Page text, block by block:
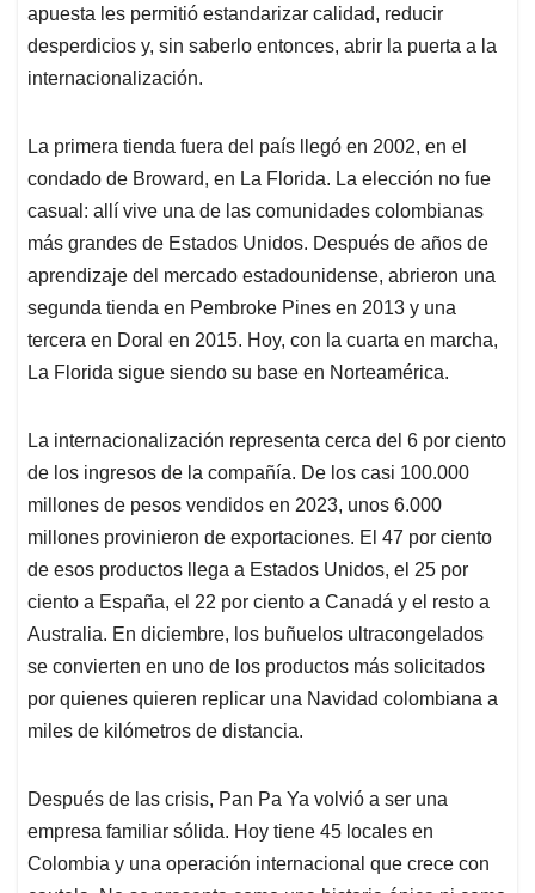
apuesta les permitió estandarizar calidad, reducir
desperdicios y, sin saberlo entonces, abrir la puerta a la
internacionalización.
La primera tienda fuera del país llegó en 2002, en el
condado de Broward, en La Florida. La elección no fue
casual: allí vive una de las comunidades colombianas
más grandes de Estados Unidos. Después de años de
aprendizaje del mercado estadounidense, abrieron una
segunda tienda en Pembroke Pines en 2013 y una
tercera en Doral en 2015. Hoy, con la cuarta en marcha,
La Florida sigue siendo su base en Norteamérica.
La internacionalización representa cerca del 6 por ciento
de los ingresos de la compañía. De los casi 100.000
millones de pesos vendidos en 2023, unos 6.000
millones provinieron de exportaciones. El 47 por ciento
de esos productos llega a Estados Unidos, el 25 por
ciento a España, el 22 por ciento a Canadá y el resto a
Australia. En diciembre, los buñuelos ultracongelados
se convierten en uno de los productos más solicitados
por quienes quieren replicar una Navidad colombiana a
miles de kilómetros de distancia.
Después de las crisis, Pan Pa Ya volvió a ser una
empresa familiar sólida. Hoy tiene 45 locales en
Colombia y una operación internacional que crece con